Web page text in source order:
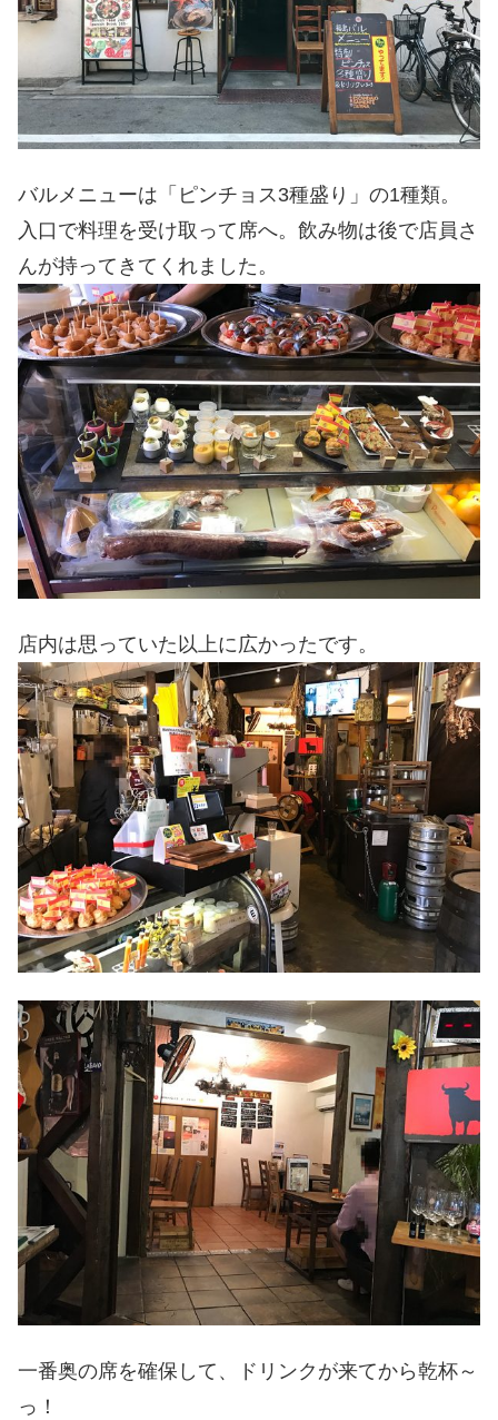
バルメニューは「ピンチョス3種盛り」の1種類。
入口で料理を受け取って席へ。飲み物は後で店員さ
んが持ってきてくれました。
店内は思っていた以上に広かったです。
一番奥の席を確保して、ドリンクが来てから乾杯～
っ！